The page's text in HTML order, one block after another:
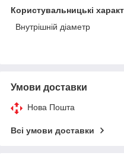
Користувальницькі
Внутрішній діаметр
Умови доставки
Нова Пошта
Всі умови доставки